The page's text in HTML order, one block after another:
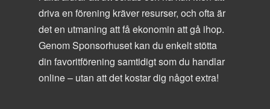
driva en förening kräver resurser, och ofta är
det en utmaning att få ekonomin att gå ihop.
Genom Sponsorhuset kan du enkelt stötta
din favoritförening samtidigt som du handlar
online – utan att det kostar dig något extra!